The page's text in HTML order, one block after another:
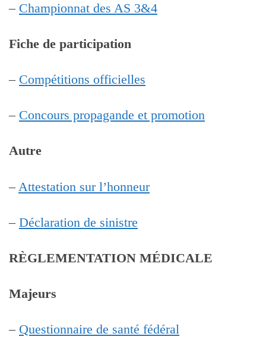
– Championnat des AS 3&4
Fiche de participation
– Compétitions officielles
– Concours propagande et promotion
Autre
– Attestation sur l’honneur
– Déclaration de sinistre
RÈGLEMENTATION MÉDICALE
Majeurs
– Questionnaire de santé fédéral